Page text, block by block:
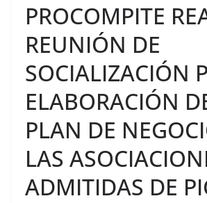
PROCOMPITE
REUNIÓN DE
SOCIALIZACIÓN
ELABORACIÓN
PLAN DE
LAS
ADMITIDAS DE